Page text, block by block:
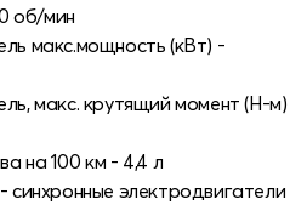
об/мин
макс.мощность (кВт) -
макс. крутящий момент (Н-м)
на 100 км - 4,4 л
синхронные электродвигатели